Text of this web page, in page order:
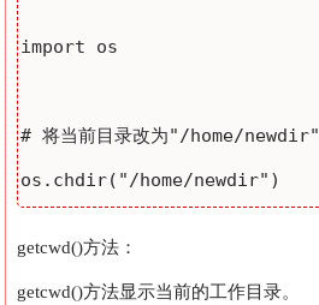
import os
# 将当前目录改为"/home/newdir"
getcwd()方法：
getcwd()方法显示当前的工作目录。